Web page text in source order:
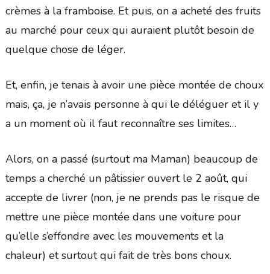
crèmes à la framboise. Et puis, on a acheté des fruits
au marché pour ceux qui auraient plutôt besoin de
quelque chose de léger.
Et, enfin, je tenais à avoir une pièce montée de choux
mais, ça, je n’avais personne à qui le déléguer et il y
a un moment où il faut reconnaître ses limites…
Alors, on a passé (surtout ma Maman) beaucoup de
temps a cherché un pâtissier ouvert le 2 août, qui
accepte de livrer (non, je ne prends pas le risque de
mettre une pièce montée dans une voiture pour
qu’elle s’effondre avec les mouvements et la
chaleur) et surtout qui fait de très bons choux.